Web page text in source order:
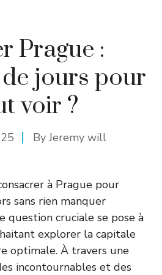
Prague :
jours pour
voir ?
ByJeremy will
à Prague pour
sans rien manquer
question cruciale se pose à
explorer la capitale
optimale. À travers une
incontournables et des